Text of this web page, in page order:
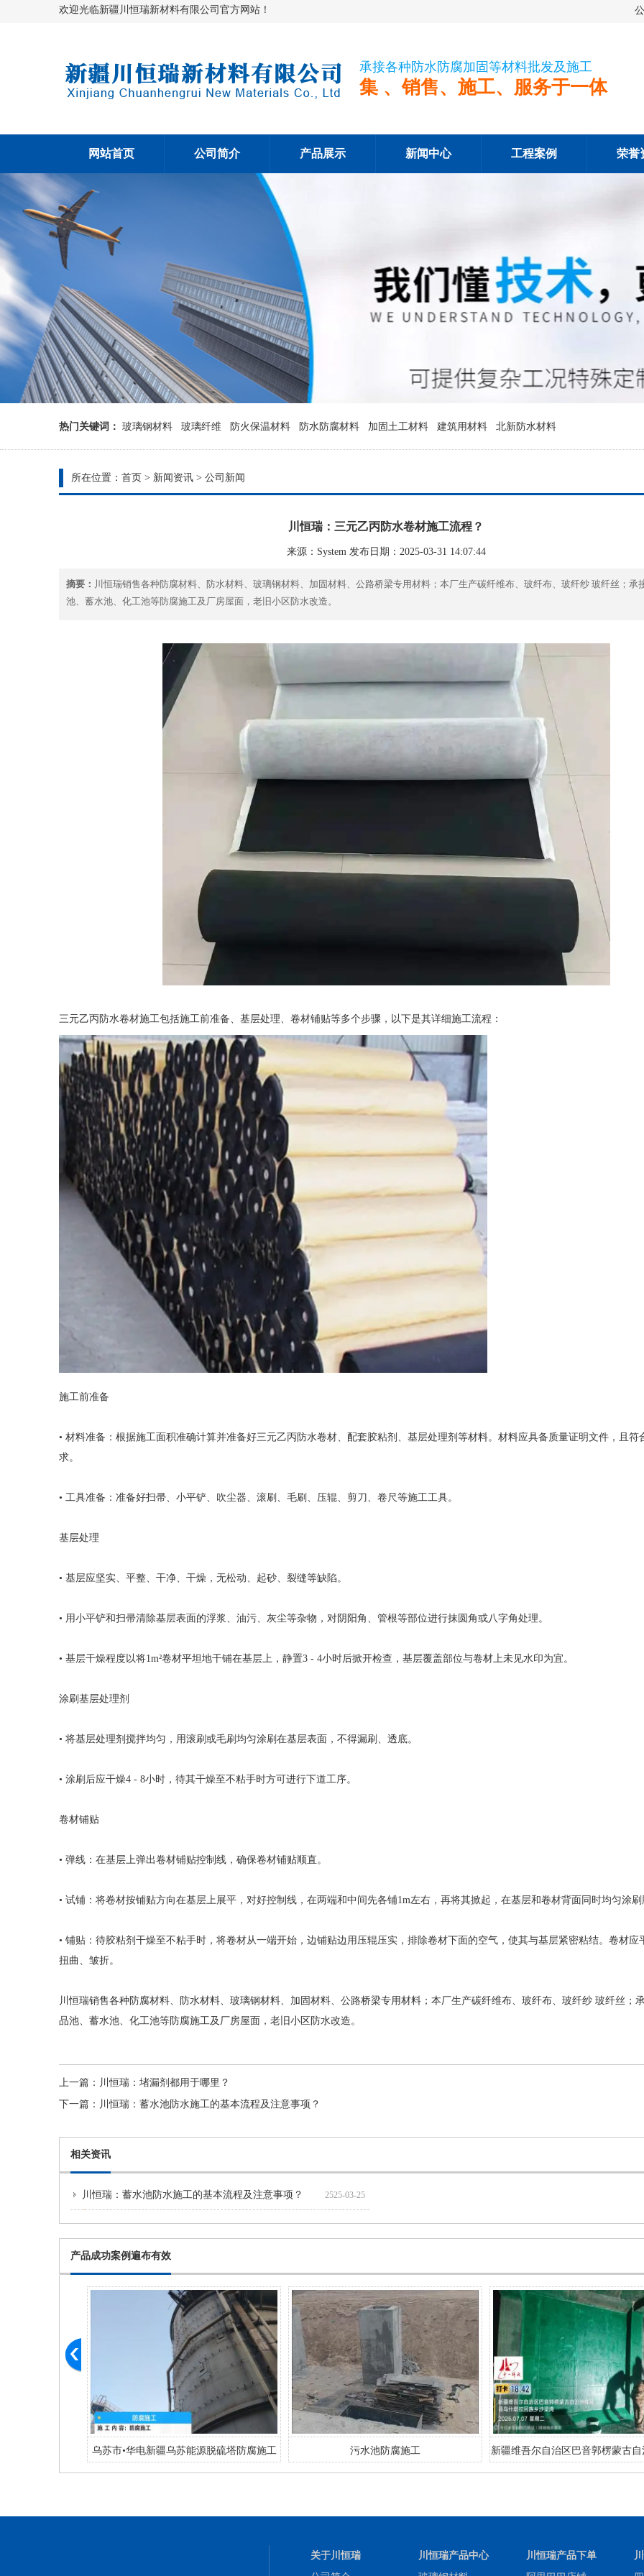
欢迎光临新疆川恒瑞新材料有限公司官方网站！
承接各种防水防腐加固等材料批发及施工
集 、销售、施工、服务于一体
网站首页 公司简介 产品展示 新闻中心 工程案例 荣誉
热门关键词： 玻璃钢材料 玻璃纤维 防火保温材料 防水防腐材料 加固土工材料 建筑用材料 北新防水材料
所在位置： 首页 > 新闻资讯 > 公司新闻
川恒瑞：三元乙丙防水卷材施工流程？
来源：System 发布日期：2025-03-31 14:07:44
摘要： 川恒瑞​销售各种防腐材料、防水材料、玻璃钢材料、加固材料、公路桥梁专用材料；本厂生产碳纤维布、玻纤布、玻纤纱 玻纤丝；承
池、蓄水池、化工池等防腐施工及厂房屋面，老旧小区防水改造。
三元乙丙防水卷材施工包括施工前准备、基层处理、卷材铺贴等多个步骤，以下是其详细施工流程：
施工前准备
• 材料准备：根据施工面积准确计算并准备好三元乙丙防水卷材、配套胶粘剂、基层处理剂等材料。材料应具备质量证明文件，且符
求。
• 工具准备：准备好扫帚、小平铲、吹尘器、滚刷、毛刷、压辊、剪刀、卷尺等施工工具。
基层处理
• 基层应坚实、平整、干净、干燥，无松动、起砂、裂缝等缺陷。
• 用小平铲和扫帚清除基层表面的浮浆、油污、灰尘等杂物，对阴阳角、管根等部位进行抹圆角或八字角处理。
• 基层干燥程度以将1m²卷材平坦地干铺在基层上，静置3 - 4小时后掀开检查，基层覆盖部位与卷材上未见水印为宜。
涂刷基层处理剂
• 将基层处理剂搅拌均匀，用滚刷或毛刷均匀涂刷在基层表面，不得漏刷、透底。
• 涂刷后应干燥4 - 8小时，待其干燥至不粘手时方可进行下道工序。
卷材铺贴
• 弹线：在基层上弹出卷材铺贴控制线，确保卷材铺贴顺直。
• 试铺：将卷材按铺贴方向在基层上展平，对好控制线，在两端和中间先各铺1m左右，再将其掀起，在基层和卷材背面同时均匀涂
• 铺贴：待胶粘剂干燥至不粘手时，将卷材从一端开始，边铺贴边用压辊压实，排除卷材下面的空气，使其与基层紧密粘结。卷材应
扭曲、皱折。
川恒瑞销售各种防腐材料、防水材料、玻璃钢材料、加固材料、公路桥梁专用材料；本厂生产碳纤维布、玻纤布、玻纤纱 玻纤丝；
品池、蓄水池、化工池等防腐施工及厂房屋面，老旧小区防水改造。
上一篇： 川恒瑞：堵漏剂都用于哪里？
下一篇： 川恒瑞：蓄水池防水施工的基本流程及注意事项？
相关资讯
川恒瑞：蓄水池防水施工的基本流程及注意事项？ 2525-03-25
产品成功案例遍布有效
乌苏市•华电新疆乌苏能源脱硫塔防腐施工 污水池防腐施工
新疆维吾尔自治区巴音郭楞蒙古
县乌什塔拉回族乡沙梁湾防腐
关于川恒瑞
川恒瑞产品中心
川恒瑞产品下单